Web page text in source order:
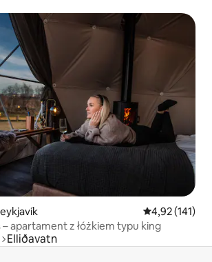
Średnia
4,92 (141)
– apartament z łóżkiem typu king
Elliðavatn